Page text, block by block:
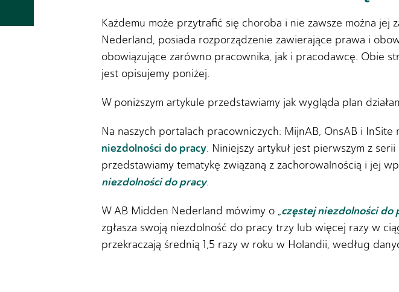
Każdemu może przytrafić się choroba i nie zawsze można
Nederland, posiada rozporządzenie zawierające prawa i
obowiązujące zarówno pracownika, jak i pracodawcę. Obie
jest opisujemy poniżej.
W poniższym artykule przedstawiamy jak wygląda plan
Na naszych portalach pracowniczych: MijnAB, OnsAB i InSite
niezdolności do pracy. Niniejszy artykuł jest pierwszym z serii
przedstawiamy tematykę związaną z zachorowalnością i jej
niezdolności do pracy.
W AB Midden Nederland mówimy o „częstej niezdolności do
zgłasza swoją niezdolność do pracy trzy lub więcej razy w
przekraczają średnią 1,5 razy w roku w Holandii, według